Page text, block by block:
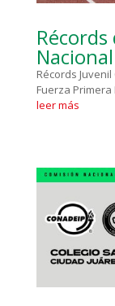
Récords
Fuerza
leer más